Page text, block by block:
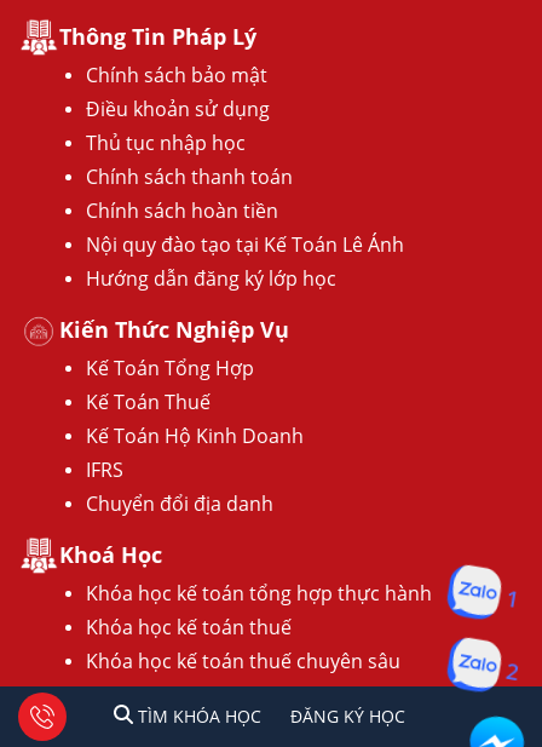
Thông Tin Pháp Lý
Chính sách bảo mật
Điều khoản sử dụng
Thủ tục nhập học
Chính sách thanh toán
Chính sách hoàn tiền
Nội quy đào tạo tại Kế Toán Lê Ánh
Hướng dẫn đăng ký lớp học
Kiến Thức Nghiệp Vụ
Kế Toán Tổng Hợp
Kế Toán Thuế
Kế Toán Hộ Kinh Doanh
IFRS
Chuyển đổi địa danh
Khoá Học
Khóa học kế toán tổng hợp thực hành
Khóa học kế toán thuế
Khóa học kế toán thuế chuyên sâu
Khóa học phân tích báo cáo tài chính doanh
nghiệp
TÌM KHÓA HỌC ĐĂNG KÍ HỌC
1 2 Tư vấn facebook
TÌM KHÓA HỌC ĐĂNG KÝ HỌC
1
2